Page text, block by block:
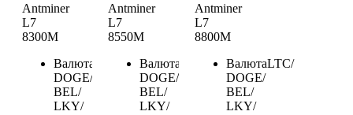
Antminer
L7
8300M
Валюта
DOGE/
BEL/
LKY/
Antminer
L7
8550M
Валюта
DOGE/
BEL/
LKY/
Antminer
L7
8800M
ВалютаLTC/
DOGE/
BEL/
LKY/